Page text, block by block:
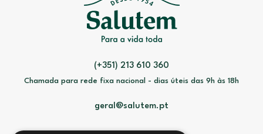
(+351) 213 610 360
Chamada para rede fixa nacional - dias úteis das 9h às 18h
geral@salutem.pt